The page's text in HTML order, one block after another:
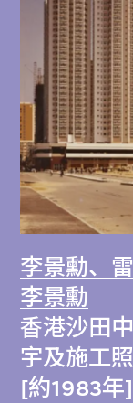
李景勳、
李景勳
香港沙田
宇及施工
[約1983年]